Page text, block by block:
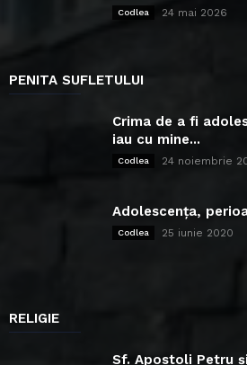
Codlea 24 mai 2026
PENITA SUFLETULUI
Crima de a fi
iau cu mine...
Codlea 24 noiembrie
Adolescența,
Codlea 25 iunie 2020
RELIGIE
Sf. Apostoli Petru